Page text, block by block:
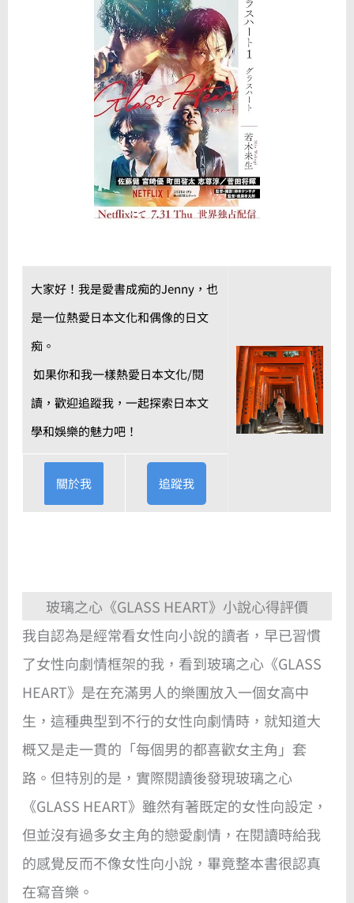
大家好！我是愛書成痴的Jenny，也
是一位熱愛日本文化和偶像的日文
痴。
如果你和我一樣熱愛日本文化/閱
讀，歡迎追蹤我，一起探索日本文
學和娛樂的魅力吧！
關於我 追蹤我
玻璃之心《GLASS HEART》小說心得評價
我自認為是經常看女性向小說的讀者，早已習慣
了女性向劇情框架的我，看到玻璃之心《GLASS
HEART》是在充滿男人的樂團放入一個女高中
生，這種典型到不行的女性向劇情時，就知道大
概又是走一貫的「每個男的都喜歡女主角」套
路。但特別的是，實際閱讀後發現玻璃之心
《GLASS HEART》雖然有著既定的女性向設定，
但並沒有過多女主角的戀愛劇情，在閱讀時給我
的感覺反而不像女性向小說，畢竟整本書很認真
在寫音樂。